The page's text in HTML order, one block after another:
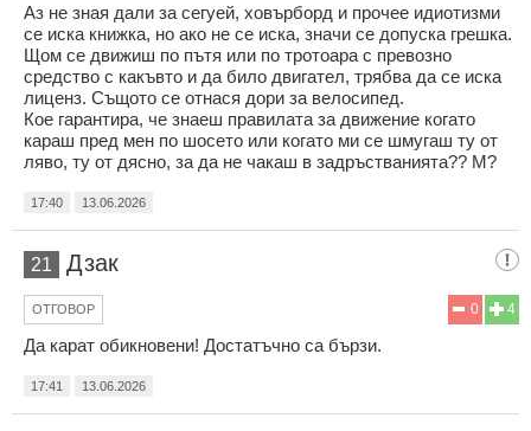
Aз не зная дали за сегуей, ховърборд и прочее идиотизми
се иска книжка, но ако не се иска, значи се допуска грешка.
Щом се движиш по пътя или по тротоара с превозно
средство с какъвто и да било двигател, трябва да се иска
лиценз. Същото се отнася дори за велосипед.
Кое гарантира, че знаеш правилата за движение когато
караш пред мен по шосето или когато ми се шмугаш ту от
ляво, ту от дясно, за да не чакаш в задръстванията?? М?
17:40 13.06.2026
21 Дзак
4
0
ОТГОВОР
Да карат обикновени! Достатъчно са бързи.
17:41 13.06.2026